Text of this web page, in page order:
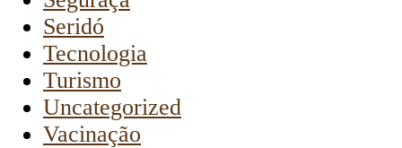
Seridó
Tecnologia
Turismo
Uncategorized
Vacinação